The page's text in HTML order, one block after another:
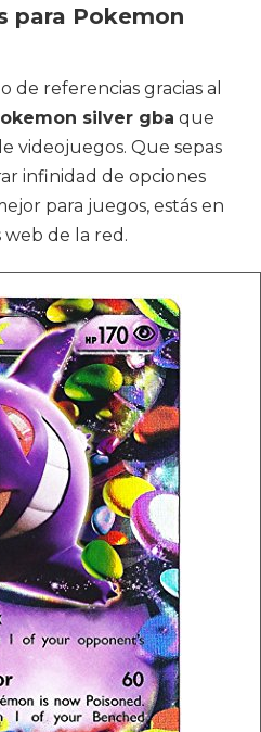
para Pokemon
de referencias gracias al
silver gba que
videojuegos. Que sepas
infinidad de opciones
para juegos, estás en
web de la red.